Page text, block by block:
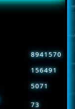
73
8941570
156491
5071